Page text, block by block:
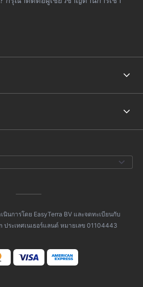
นินการโดย EasyTerra BV และจดทะเบียนกับ
ประเทศเนเธอร์แลนด์ หมายเลข 01104443